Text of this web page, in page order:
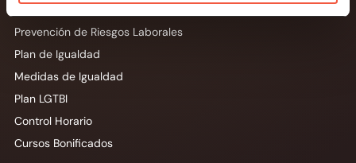
Prevención de Riesgos Laborales
Plan de Igualdad
Medidas de Igualdad
Plan LGTBI
Control Horario
Cursos Bonificados